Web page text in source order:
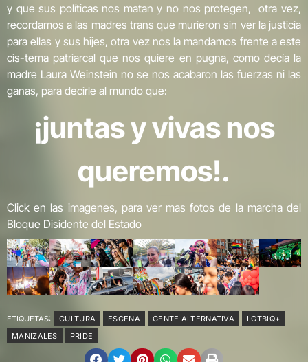
y que sus políticas nos matan y no nos protegen, otra vez,
recordamos a las madres trans que murieron sin ver la justicia
para ellas y sus hijes, otra vez nos la mandamos frente a este
cis-tema patriarcal que nos quiere en pugna, como decía la
madre Laura Weinstein no se nos acabaron las fuerzas ni las
ganas, para decirle al mundo que:
¡juntas y vivas nos
queremos!.
Click en las imagenes, para ver mas fotos de la marcha del
Bloque Disidente del Estado
ETIQUETAS: CULTURA ESCENA GENTE ALTERNATIVA
LGTBIQ+
MANIZALES
PRIDE